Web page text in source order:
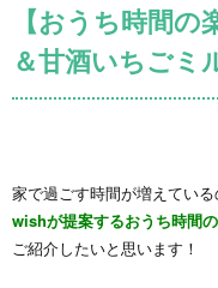
【おうち時間
＆甘酒いちごミ
家で過ごす時間が増えてい
wishが提案するおうち時間
ご紹介したいと思います！